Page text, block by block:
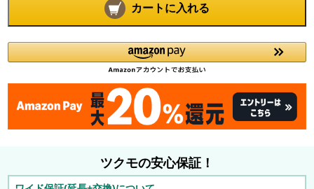
カートに入れる
ツクモの安心保証！